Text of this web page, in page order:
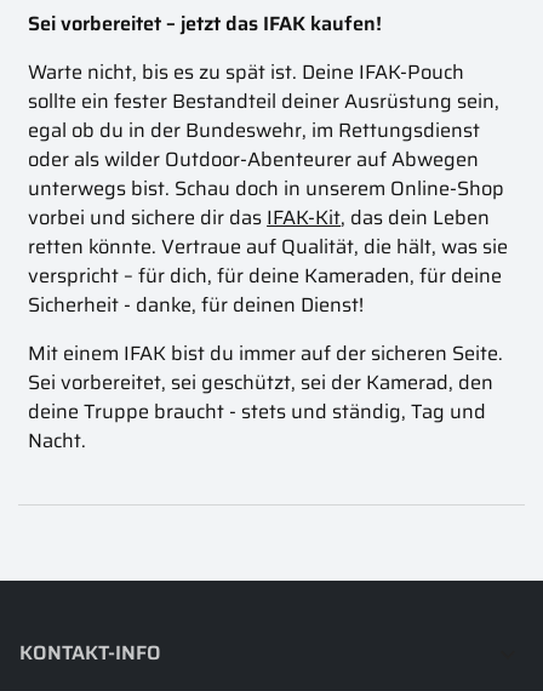
Sei vorbereitet – jetzt das IFAK kaufen!
Warte nicht, bis es zu spät ist. Deine IFAK-Pouch
sollte ein fester Bestandteil deiner Ausrüstung sein,
egal ob du in der Bundeswehr, im Rettungsdienst
oder als wilder Outdoor-Abenteurer auf Abwegen
unterwegs bist. Schau doch in unserem Online-Shop
vorbei und sichere dir das IFAK-Kit, das dein Leben
retten könnte. Vertraue auf Qualität, die hält, was sie
verspricht – für dich, für deine Kameraden, für deine
Sicherheit - danke, für deinen Dienst!
Mit einem IFAK bist du immer auf der sicheren Seite.
Sei vorbereitet, sei geschützt, sei der Kamerad, den
deine Truppe braucht - stets und ständig, Tag und
Nacht.
KONTAKT-INFO